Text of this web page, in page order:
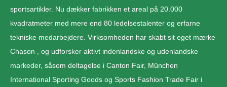
sportsartikler. Nu dækker fabrikken et areal på 20.000
kvadratmeter med mere end 80 ledelsestalenter og erfarne
tekniske medarbejdere. Virksomheden har skabt sit eget mærke
Chason , og udforsker aktivt indenlandske og udenlandske
markeder, såsom deltagelse i Canton Fair, München
International Sporting Goods og Sports Fashion Trade Fair i